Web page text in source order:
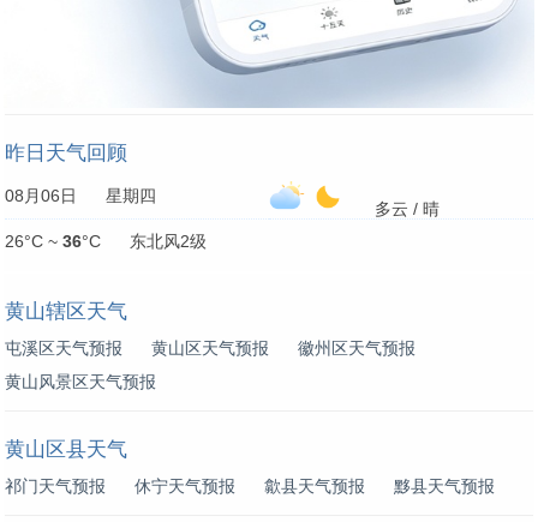
昨日天气回顾
08月06日 星期四
多云 / 晴
26°C ~ 36°C 东北风2级
黄山辖区天气
屯溪区天气预报 黄山区天气预报
徽州区天气预报
黄山风景区天气预报
黄山区县天气
祁门天气预报 休宁天气预报 歙县天气预报 黟县天气预报